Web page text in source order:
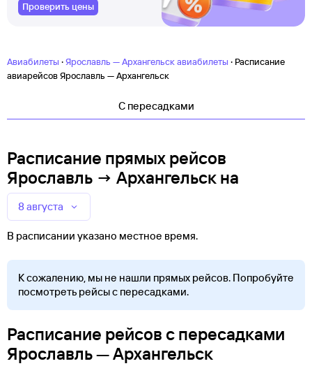
Проверить цены
Авиабилеты ·Ярославль — Архангельск авиабилеты · Расписание
авиарейсов Ярославль — Архангельск
C пересадками
Расписание прямых рейсов
Ярославль → Архангельск на
8 августа
В расписании указано местное время.
К сожалению, мы не нашли прямых рейсов. Попробуйте
посмотреть рейсы с пересадками.
Расписание рейсов с пересадками
Ярославль — Архангельск